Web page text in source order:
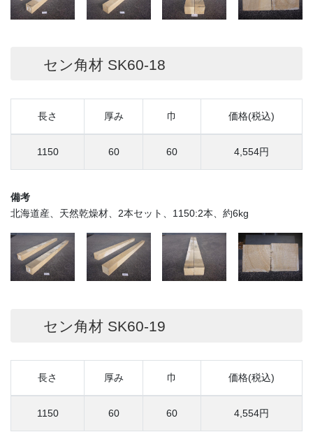
セン角材 SK60-18
長さ 厚み 巾 価格(税込)
1150 60 60 4,554円
備考
北海道産、天然乾燥材、2本セット、1150:2本、約6kg
セン角材 SK60-19
長さ 厚み 巾 価格(税込)
1150 60 60 4,554円